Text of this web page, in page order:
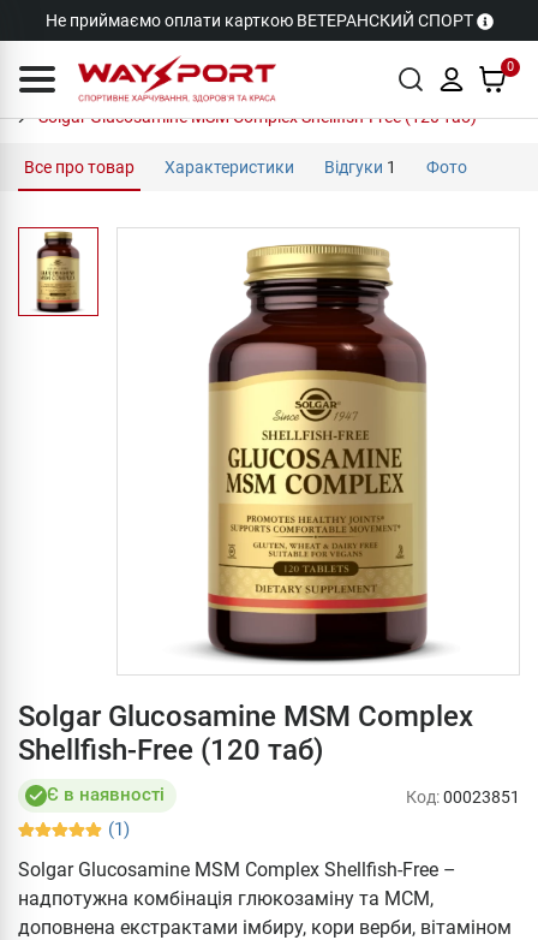
Не приймаємо оплати карткою ВЕТЕРАНСКИЙ СПОРТ
0
Solgar Glucosamine MSM Complex Shellfish-Free (120 таб)
Все про товар Характеристики Відгуки 1 Фото
Solgar Glucosamine MSM Complex
Shellfish-Free (120 таб)
Є в наявності
(1)
Код:00023851
Solgar Glucosamine MSM Complex Shellfish-Free –
надпотужна комбінація глюкозаміну та МСМ,
доповнена екстрактами імбиру, кори верби, вітаміном